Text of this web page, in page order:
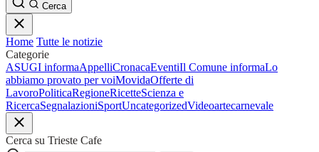
Cerca
Home Tutte le notizie
Categorie
ASUGI informaAppelliCronacaEventiIl Comune informaLo
abbiamo provato per voiMovidaOfferte di
LavoroPoliticaRegioneRicetteScienza e
RicercaSegnalazioniSportUncategorizedVideoartecarnevale
Cerca su Trieste Cafe